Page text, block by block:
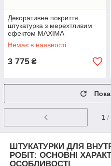
Декоративне покриття
штукатурка з мерехтливим
ефектом MAXIMA
«ARABESK» (5 кг) Срібло
Немає в наявності
3 775 ₴
1 /
ШТУКАТУРКИ ДЛЯ
РОБІТ: ОСНОВНІ
ОСОБЛИВОСТІ